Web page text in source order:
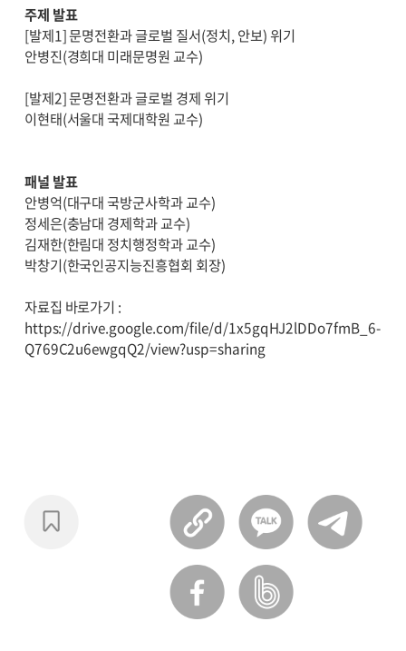
주제 발표
[발제1] 문명전환과 글로벌 질서(정치, 안보) 위기
안병진(경희대 미래문명원 교수)
[발제2] 문명전환과 글로벌 경제 위기
이현태(서울대 국제대학원 교수)
패널 발표
안병억(대구대 국방군사학과 교수)
정세은(충남대 경제학과 교수)
김재한(한림대 정치행정학과 교수)
박창기(한국인공지능진흥협회 회장)
자료집 바로가기 :
https://drive.google.com/file/d/1x5gqHJ2lDDo7fmB_6-
Q769C2u6ewgqQ2/view?usp=sharing